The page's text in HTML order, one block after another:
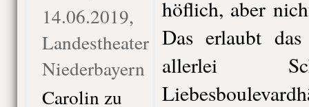
14.06.2019,
Landestheater
Niederbayern
Carolin zu
höflich, aber
Das erlaubt
allerlei